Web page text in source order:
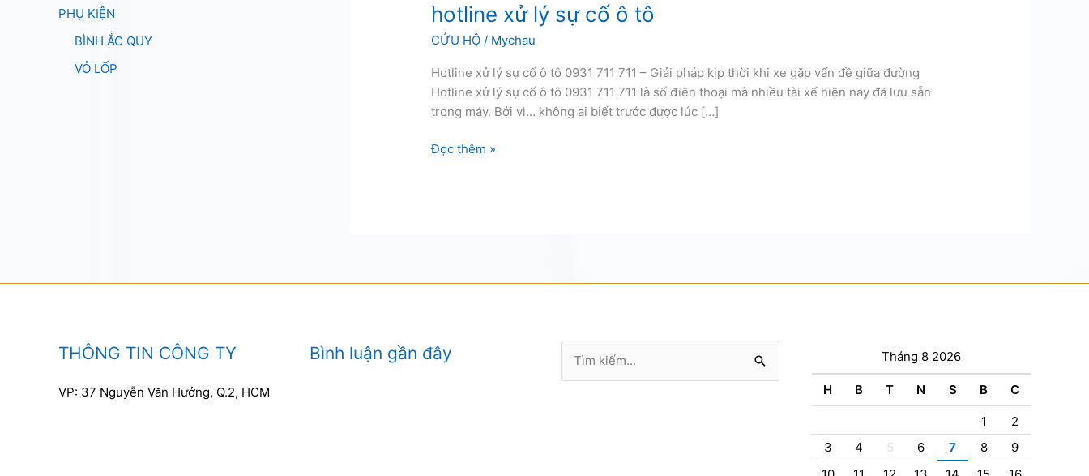
PHỤ KIỆN
BÌNH ẮC QUY
VỎ LỐP
hotline xử lý sự cố ô tô
CỨU HỘ / Mychau
Hotline xử lý sự cố ô tô 0931 711 711 – Giải pháp kịp thời khi xe gặp vấn đề giữa đường
Hotline xử lý sự cố ô tô 0931 711 711 là số điện thoại mà nhiều tài xế hiện nay đã lưu sẵn
trong máy. Bởi vì… không ai biết trước được lúc […]
hotline
Đọc thêm »
THÔNG TIN CÔNG TY
VP: 37 Nguyễn Văn Hưởng, Q.2, HCM
Bình luận gần đây
kiếm:
Tháng 8 2026
H B T N S B C
1
2
3
4 5 6 7 8
9